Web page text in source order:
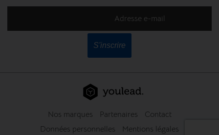
Adresse e-mail
S'inscrire
Nos marques Partenaires
Contact
Données personnelles
Mentions légales